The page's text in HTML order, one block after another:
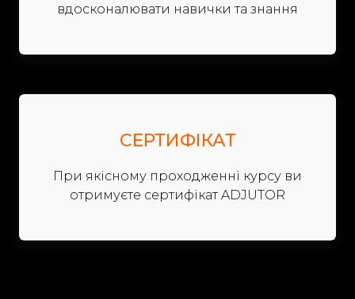
вдосконалювати навички та знання
СЕРТИФІКАТ
При якісному проходженні курсу ви
отримуєте сертифікат ADJUTOR